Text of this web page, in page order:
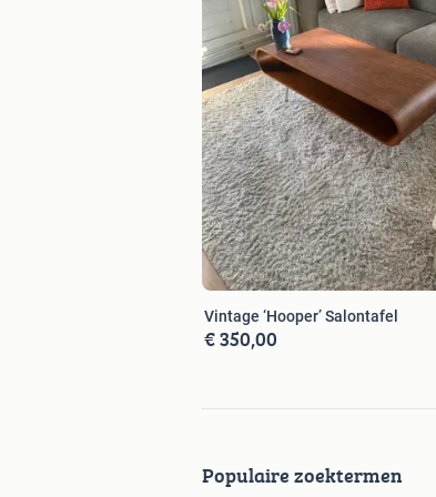
Vintage ‘Hooper’ Salontafel
€ 350,00
Populaire zoektermen